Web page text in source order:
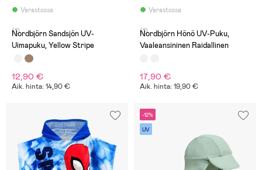
Varastossa
(1)
Nordbjörn Sandsjön UV-
Uimapuku, Yellow Stripe
12,90 €
Aik. hinta: 14,90 €
Varastossa
(1)
Nordbjörn Hönö UV-Puku,
Vaaleansininen Raidallinen
17,90 €
Aik. hinta: 19,90 €
-12%
UV